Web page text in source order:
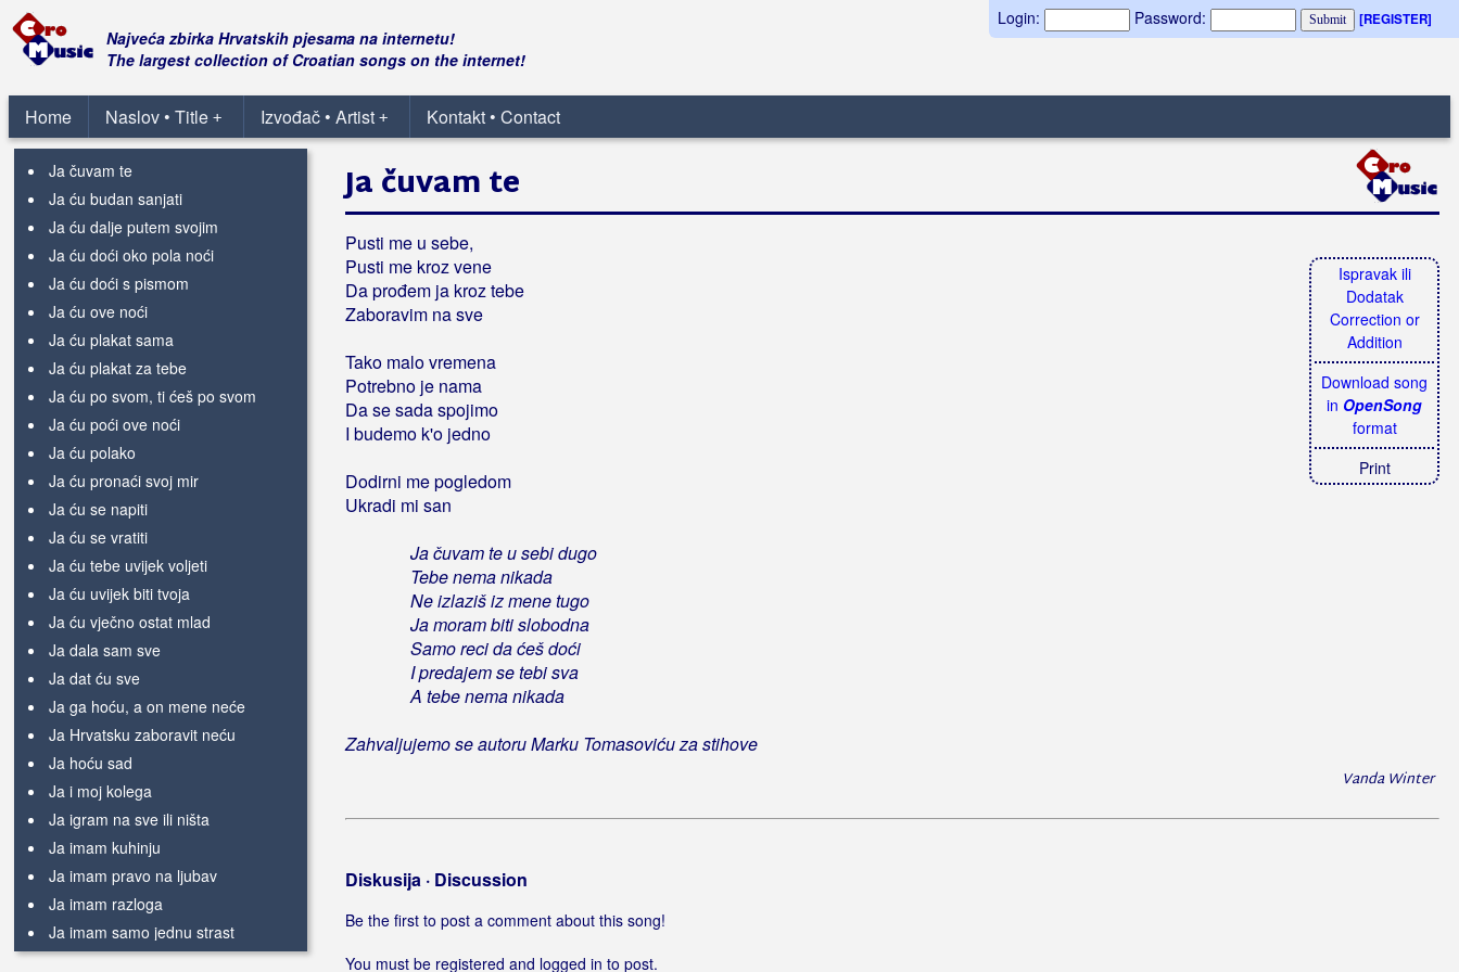
Login: Password: [REGISTER]
Najveća zbirka Hrvatskih pjesama na internetu!
The largest collection of Croatian songs on the internet!
Home +
Naslov • Title +
Izvođač • Artist Kontakt • Contact
Ja bih preživio
Ja bih se ljubio
Ja bolujem
Ja čekam noć
Ja čuvam te
Ja ću budan sanjati
Ja ću dalje putem svojim
Ja ću doći oko pola noći
Ja ću doći s pismom
Ja ću ove noći
Ja ću plakat sama
Ja ću plakat za tebe
Ja ću po svom, ti ćeš po svom
Ja ću poći ove noći
Ja ću polako
Ja ću pronaći svoj mir
Ja ću se napiti
Ja ću se vratiti
Ja ću tebe uvijek voljeti
Ja ću uvijek biti tvoja
Ja ću vječno ostat mlad
Ja dala sam sve
Ja dat ću sve
Ja ga hoću, a on mene neće
Ja Hrvatsku zaboravit neću
Ja hoću sad
Ja i moj kolega
Ja igram na sve ili ništa
Ja imam kuhinju
Ja imam pravo na ljubav
Ja imam razloga
Ja imam samo jednu strast
Ja imam snage za to
Ispravak ili
Dodatak
Correction or
Addition
Download song
in OpenSong
format
Print
Ja čuvam te
Pusti me u sebe,
Pusti me kroz vene
Da prođem ja kroz tebe
Zaboravim na sve
Tako malo vremena
Potrebno je nama
Da se sada spojimo
I budemo k'o jedno
Dodirni me pogledom
Ukradi mi san
Ja čuvam te u sebi dugo
Tebe nema nikada
Ne izlaziš iz mene tugo
Ja moram biti slobodna
Samo reci da ćeš doći
I predajem se tebi sva
A tebe nema nikada
Zahvaljujemo se autoru Marku Tomasoviću za stihove
Vanda Winter
Diskusija · Discussion
Be the first to post a comment about this song!
You must be registered and logged in to post.